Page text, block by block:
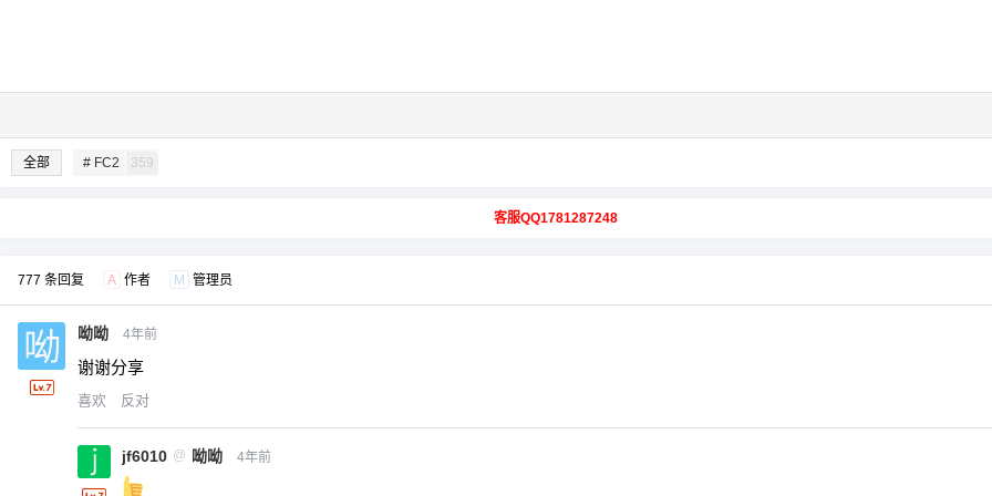
全部 # FC2 359
客服QQ1781287248
777 条回复 A 作者 M 管理员
呦呦 4年前
谢谢分享
喜欢 反对
jf6010 @ 呦呦 4年前